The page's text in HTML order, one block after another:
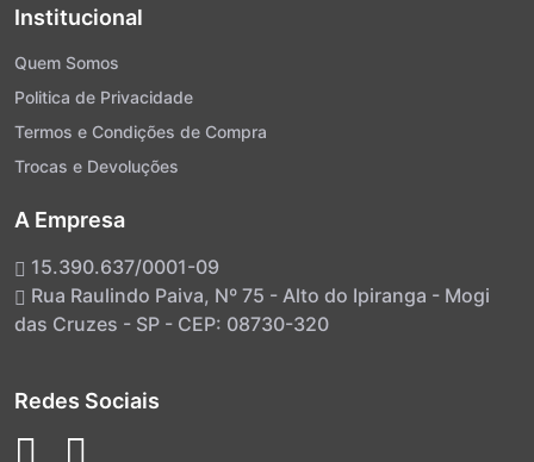
Institucional
Quem Somos
Politica de Privacidade
Termos e Condições de Compra
Trocas e Devoluções
A Empresa
15.390.637/0001-09
Rua Raulindo Paiva, Nº 75 - Alto do Ipiranga - Mogi
das Cruzes - SP - CEP: 08730-320
Redes Sociais